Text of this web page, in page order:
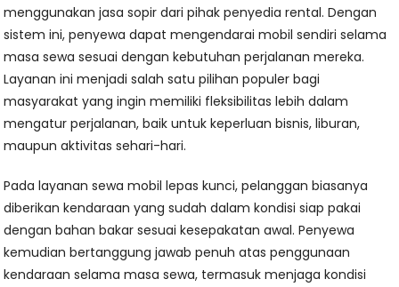
menggunakan jasa sopir dari pihak penyedia rental. Dengan
sistem ini, penyewa dapat mengendarai mobil sendiri selama
masa sewa sesuai dengan kebutuhan perjalanan mereka.
Layanan ini menjadi salah satu pilihan populer bagi
masyarakat yang ingin memiliki fleksibilitas lebih dalam
mengatur perjalanan, baik untuk keperluan bisnis, liburan,
maupun aktivitas sehari-hari.
Pada layanan sewa mobil lepas kunci, pelanggan biasanya
diberikan kendaraan yang sudah dalam kondisi siap pakai
dengan bahan bakar sesuai kesepakatan awal. Penyewa
kemudian bertanggung jawab penuh atas penggunaan
kendaraan selama masa sewa, termasuk menjaga kondisi